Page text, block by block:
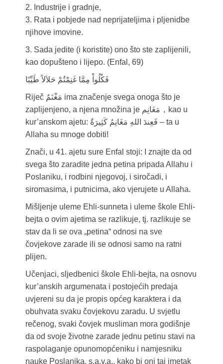
2. Industrije i gradnje,
3. Rata i pobjede nad neprijateljima i pljenidbe
njihove imovine.
3. Sada jedite (i koristite) ono što ste zaplijenili,
kao dopušteno i lijepo. (Enfal, 69)
فَكُلُواْ مِمَّا غَنِمْتُمْ حَلاَلاً طَيِّبًا
Riječ مَغْنَمٌ ima značenje svega onoga što je
zaplijenjeno, a njena množina je مَغَانِم，kao u
kur’anskom ajetu: فَعِندَ اللهِ مَغَانِمُ كَثِيرَةٌ – ta u
Allaha su mnoge dobiti!
Znači, u 41. ajetu sure Enfal stoji: I znajte da od
svega što zaradite jedna petina pripada Allahu i
Poslaniku, i rodbini njegovoj, i siročadi, i
siromasima, i putnicima, ako vjerujete u Allaha.
Mišljenje uleme Ehli-sunneta i uleme škole Ehli-
bejta o ovim ajetima se razlikuje, tj. razlikuje se
stav da li se ova „petina“ odnosi na sve
čovjekove zarade ili se odnosi samo na ratni
plijen.
Učenjaci, sljedbenici škole Ehli-bejta, na osnovu
kur’anskih argumenata i postojećih predaja
uvjereni su da je propis općeg karaktera i da
obuhvata svaku čovjekovu zaradu. U svjetlu
rečenog, svaki čovjek musliman mora godišnje
da od svoje životne zarade jednu petinu stavi na
raspolaganje opunomopćeniku i namjesniku
nauke Poslanika, s.a.v.a., kako bi oni taj imetak